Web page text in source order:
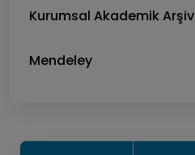
Kurumsal Akademik Arşiv
Mendeley